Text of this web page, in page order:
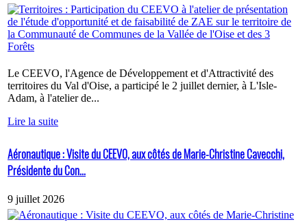
Le CEEVO, l'Agence de Développement et d'Attractivité des
territoires du Val d'Oise, a participé le 2 juillet dernier, à L'Isle-
Adam, à l'atelier de...
Lire la suite
Aéronautique : Visite du CEEVO, aux côtés de Marie-Christine Cavecchi,
Présidente du Con...
9 juillet 2026